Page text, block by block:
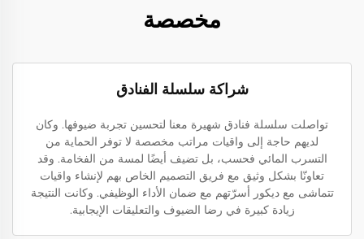
مخصصة
شراكة سلسلة الفنادق
تواصلت سلسلة فنادق شهيرة معنا لتحسين تجربة ضيوفها. وكان
لديهم حاجة إلى واقيات مراتب مخصصة لا توفر الحماية من
التسرب المائي فحسب، بل تضيف أيضًا لمسة من الفخامة. وقد
تعاونّا بشكل وثيق مع فريق التصميم الخاص بهم لإنشاء واقيات
تتماشى مع ديكور أسرّتهم مع ضمان الأداء الوظيفي. وكانت النتيجة
زيادة كبيرة في رضا الضيوف والتعليقات الإيجابية.